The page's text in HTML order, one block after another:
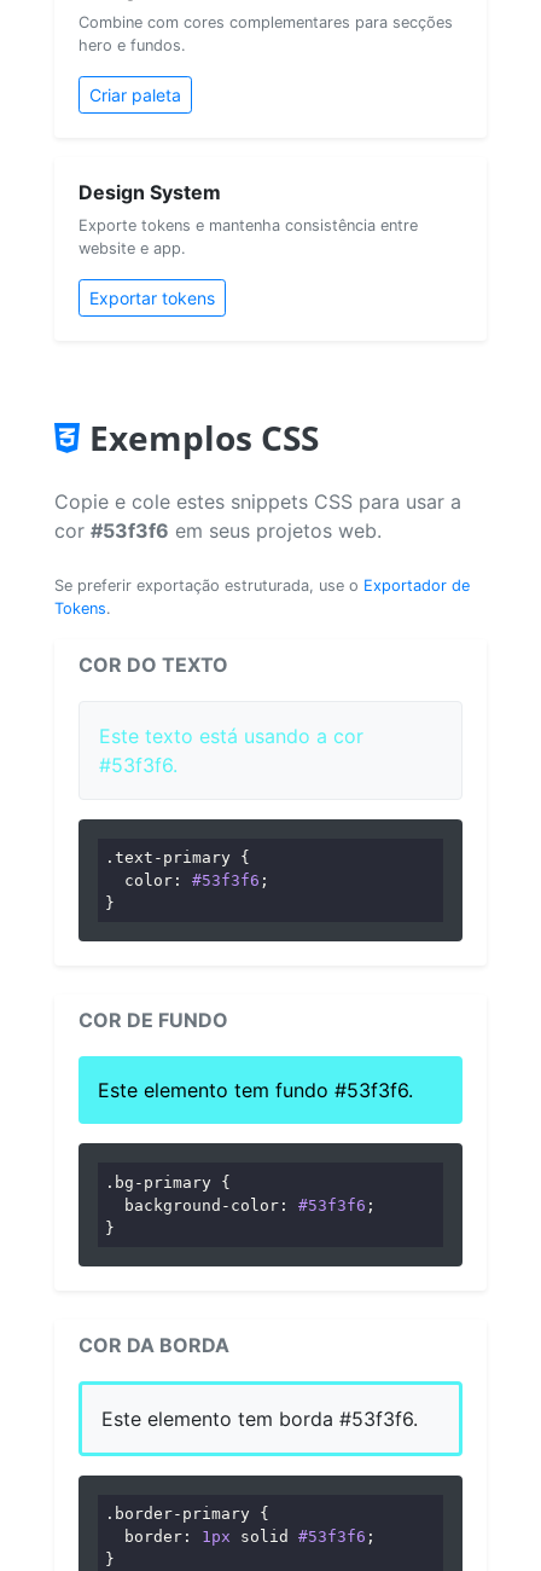
Combine com cores complementares para secções
hero e fundos.
Criar paleta
Design System
Exporte tokens e mantenha consistência entre
website e app.
Exportar tokens
Exemplos CSS
Copie e cole estes snippets CSS para usar a
cor #53f3f6 em seus projetos web.
Se preferir exportação estruturada, use o Exportador de
Tokens.
COR DO TEXTO
Este texto está usando a cor
#53f3f6.
.text-primary {
color : #53f3f6 ;
}
COR DE FUNDO
Este elemento tem fundo #53f3f6.
.bg-primary {
background-color : #53f3f6 ;
}
COR DA BORDA
Este elemento tem borda #53f3f6.
.border-primary {
border : 1px solid #53f3f6 ;
}